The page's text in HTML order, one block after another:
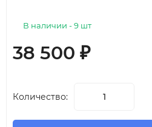
В наличии - 9 шт
38 500 ₽
Количество: